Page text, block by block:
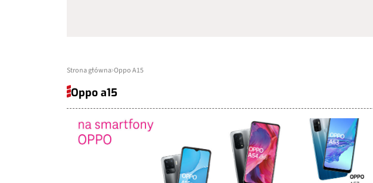
Strona główna Oppo A15
Oppo a15